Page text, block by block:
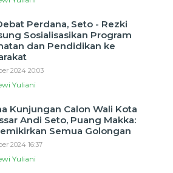
Perdana, Seto - Rezki
Sosialisasikan Program
dan Pendidikan ke
2024 20:03
Yuliani
Kunjungan Calon Wali Kota
Andi Seto, Puang Makka:
Semua Golongan
2024 16:37
Yuliani